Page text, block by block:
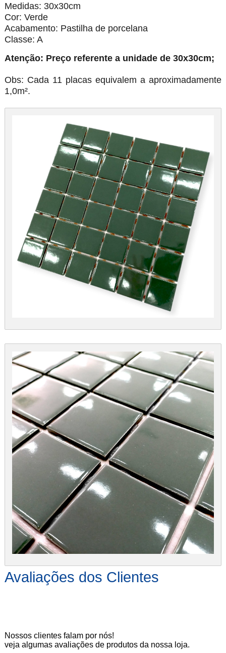
Medidas: 30x30cm
Cor: Verde
Acabamento: Pastilha de porcelana
Classe: A
Atenção: Preço referente a unidade de 30x30cm;
Obs: Cada 11 placas equivalem a aproximadamente
1,0m².
Avaliações dos Clientes
Nossos clientes falam por nós!
veja algumas avaliações de produtos da nossa loja.